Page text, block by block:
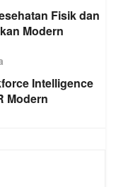
Fisik dan
Modern
Intelligence
Modern